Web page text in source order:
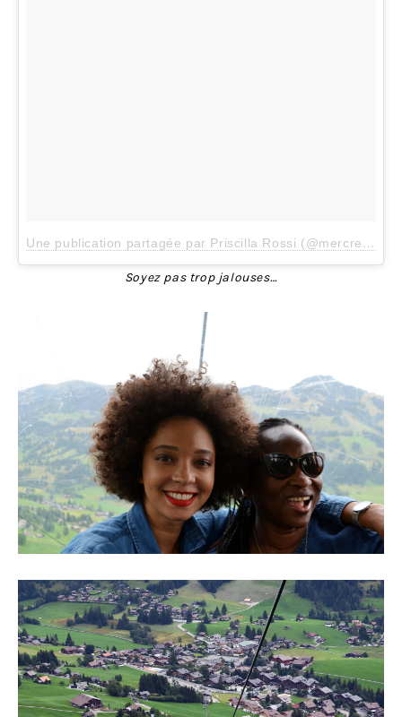
Une publication partagée par Priscilla Rossi (@mercredieblog)
Soyez pas trop jalouses…